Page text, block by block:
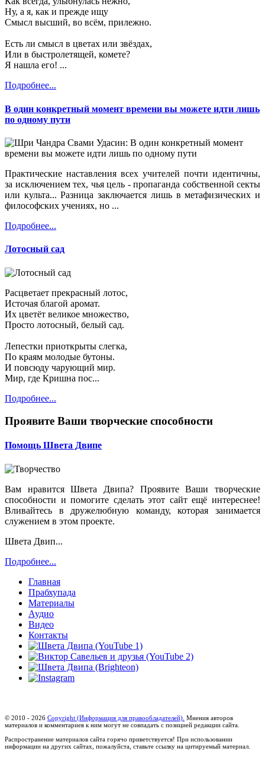
Ну, а я, как и прежде ищу
Смысл высший, во всём, прилежно.
Есть ли смысл в цветах или звёздах,
Или в быстролетящей, комете?
Я нашла его! ...
Подробнее...
В один конкретный момент времени вы можете идти лишь
по одному пути
Практические наставления всех учителей почти идентичны,
за исключением тех, чья цель - пропаганда собственной секты
или культа... Разница заключается лишь в метафизических и
философских учениях, но ...
Подробнее...
Лотосный сад
Расцветает прекрасный лотос,
Источая благой аромат.
Их цветёт великое множество,
Просто лотосный, белый сад.
Лепестки приоткрыты слегка,
По краям молодые бутоны.
И повсюду чарующий мир.
Мир, где Кришна пос...
Подробнее...
Проявите Ваши творческие способности
Помощь Швета Двипе
Вам нравится Швета Двипа? Проявите Ваши творческие
способности и помогите сделать этот сайт ещё интереснее!
Вливайтесь в дружелюбную команду, которая занимается
служением в этом проекте.
Швета Двип...
Подробнее...
Главная
Прабхупада
Материалы
Аудио
Видео
Контакты
© 2010 - 2026 Copyright (Информация для правообладателей). Мнения авторов
материалов и комментариев к ним могут не совпадать с позицией редакции сайта.
Распространение материалов сайта горячо приветствуется! При использовании
информации на других сайтах, пожалуйста, ставьте ссылку на цитируемый материал.